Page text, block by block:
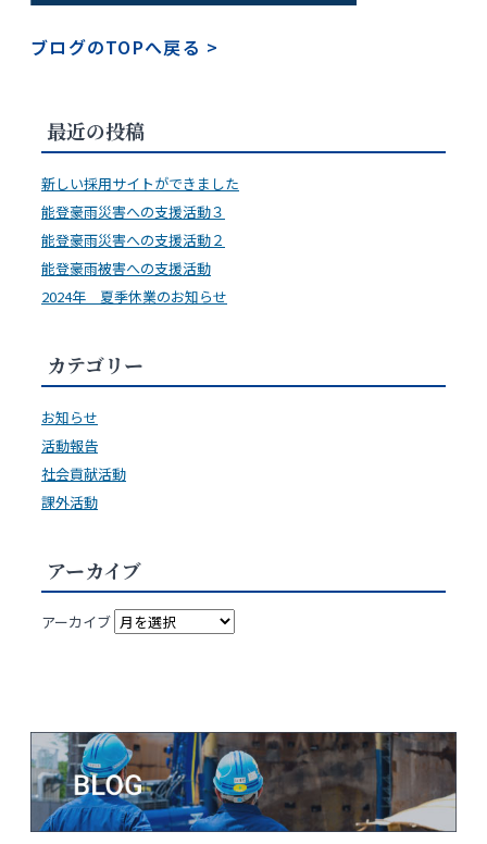
ブログのTOPへ戻る >
最近の投稿
新しい採用サイトができました
能登豪雨災害への支援活動３
能登豪雨災害への支援活動２
能登豪雨被害への支援活動
2024年 夏季休業のお知らせ
カテゴリー
お知らせ
活動報告
社会貢献活動
課外活動
アーカイブ
アーカイブ